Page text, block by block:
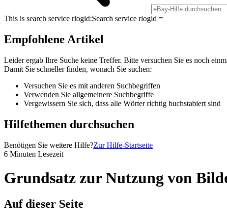
This is search service rlogid:Search service rlogid =
Empfohlene Artikel
Leider ergab Ihre Suche keine Treffer. Bitte versuchen Sie es noch
Damit Sie schneller finden, wonach Sie suchen:
Versuchen Sie es mit anderen Suchbegriffen
Verwenden Sie allgemeinere Suchbegriffe
Vergewissern Sie sich, dass alle Wörter richtig buchstabiert sind
Hilfethemen durchsuchen
Benötigen Sie weitere Hilfe?Zur Hilfe-Startseite
6 Minuten Lesezeit
Grundsatz zur Nutzung von
Auf dieser Seite